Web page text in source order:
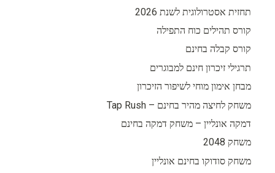
תחזית אסטרולוגית לשנת 2026
קורס תהילים כוח התפילה
קורס קבלה בחינם
תרגילי זיכרון חינם למבוגרים
מבחן אימון מוחי לשיפור הזיכרון
משחק לחיצה מהיר בחינם – Tap Rush
דמקה אונליין – משחק דמקה בחינם
משחק 2048
משחק סודוקו בחינם אונליין